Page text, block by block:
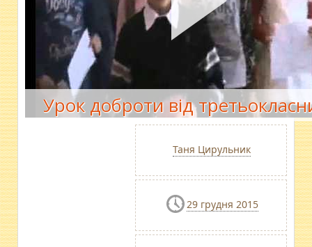
Урок доброти від
Таня Цирульник
29 грудня 2015